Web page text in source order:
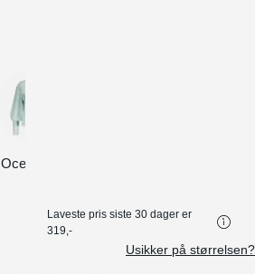
Laveste pris siste 30 dager er
319,-
Ocean Mist
Usikker på størrelsen?